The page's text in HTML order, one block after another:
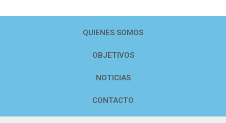
QUIENES SOMOS
OBJETIVOS
NOTICIAS
CONTACTO